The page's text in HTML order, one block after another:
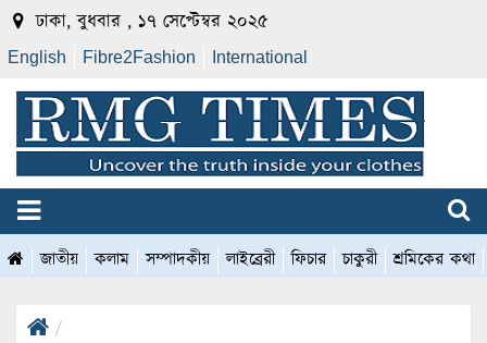
ঢাকা, বুধবার , ১৭ সেপ্টেম্বর ২০২৫
English Fibre2Fashion International
জাতীয় কলাম সম্পাদকীয় লাইব্রেরী ফিচার চাকুরী শ্রমিকের কথা